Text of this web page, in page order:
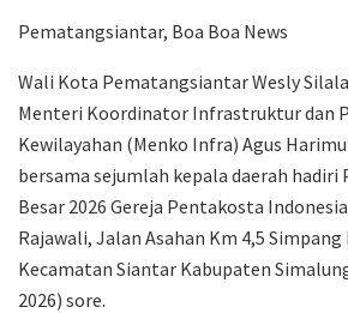
Pematangsiantar, Boa Boa News
Wali Kota Pematangsiantar Wesly
Menteri Koordinator Infrastruktur dan
Kewilayahan (Menko Infra) Agus
bersama sejumlah kepala daerah hadiri
Besar 2026 Gereja Pentakosta
Rajawali, Jalan Asahan Km 4,5
Kecamatan Siantar Kabupaten
2026) sore.